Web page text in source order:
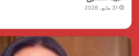
31 مايو، 2026
رئيس